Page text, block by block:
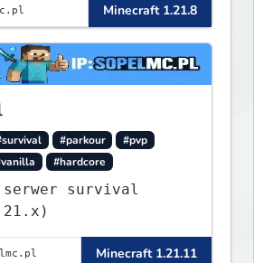
BedWars, kitpvp
Minecraft 1.21.8
#parkour
#pvp
#hardcore
serwer survival
Minecraft 1.21.11